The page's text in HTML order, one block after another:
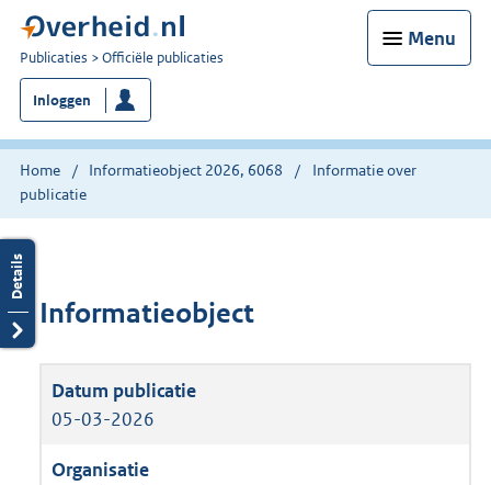
Menu
U
bent
nu
hier:
Publicaties Officiële publicaties
Inloggen
Home Informatieobject 2026, 6068
Informatie over
publicatie
Informatieobject
05-03-2026